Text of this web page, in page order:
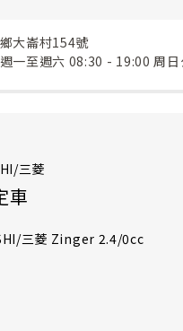
大崙村154號
一至週六 08:30 - 19:00 周
三菱
車
三菱 Zinger 2.4/0cc